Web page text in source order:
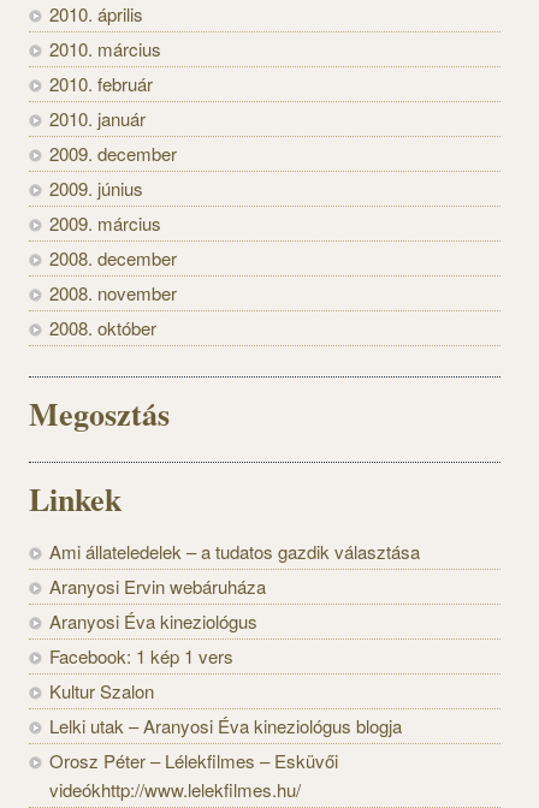
2010. április
2010. március
2010. február
2010. január
2009. december
2009. június
2009. március
2008. december
2008. november
2008. október
Megosztás
Linkek
Ami állateledelek – a tudatos gazdik választása
Aranyosi Ervin webáruháza
Aranyosi Éva kineziológus
Facebook: 1 kép 1 vers
Kultur Szalon
Lelki utak – Aranyosi Éva kineziológus blogja
Orosz Péter – Lélekfilmes – Esküvői
videókhttp://www.lelekfilmes.hu/